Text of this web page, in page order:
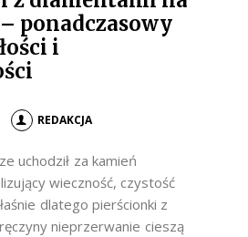
ponadczasowy
i
REDAKCJA
uchodził za kamień
wieczność, czystość
dlatego pierścionki z
nieprzerwanie cieszą